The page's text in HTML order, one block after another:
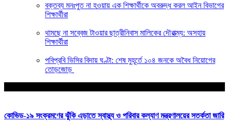
বক্তব্য মনঃপুত না হওয়ায় এক শিক্ষার্থীকে অবরুদ্ধ করল আইন বিভাগের
শিক্ষার্থীরা
থামছে না সব্বেজ টাওয়ার ছাত্রীনিবাস মালিকের দৌরাত্ম্য: অসহায়
শিক্ষার্থীরা
পবিপ্রবি ভিসির বিদায় ঘণ্টা: শেষ মুহূর্তে ১০৪ জনকে অবৈধ নিয়োগের
তোড়জোড়
কোভিড-১৯ সংক্রমণের ঝুঁকি এড়াতে স্বাস্থ্য ও পরিবার কল্যাণ মন্ত্রণালয়ের সতর্কতা জারি